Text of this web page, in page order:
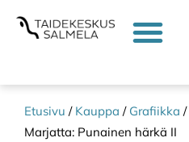
Etusivu / Kauppa / Grafiikka /
Marjatta: Punainen härkä II